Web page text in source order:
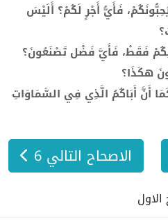
فَأَيُّ أَجْرٍ لَكُمْ؟ أَلَيْسَ
فَقَطْ، فَأَيَّ فَضْل تَصْنَعُونَ؟
هكَذَا؟
أَنَّ أَبَاكُمُ الَّذِي فِي السَّمَاوَاتِ
الاصحاح التالي 6